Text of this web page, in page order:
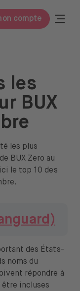
compte
les
BUX
les plus
BUX Zero au
le top 10 des
des États-
noms du
répondre à
incluses